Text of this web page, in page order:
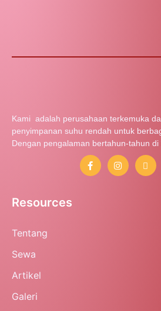
Kami adalah perusahaan terkemuka
penyimpanan suhu rendah untuk
Dengan pengalaman bertahun-tahun di
Resources
Tentang
Sewa
Artikel
Galeri